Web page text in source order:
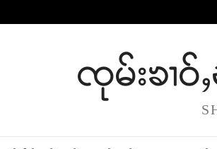
ၸုမ်းၶၢဝ်